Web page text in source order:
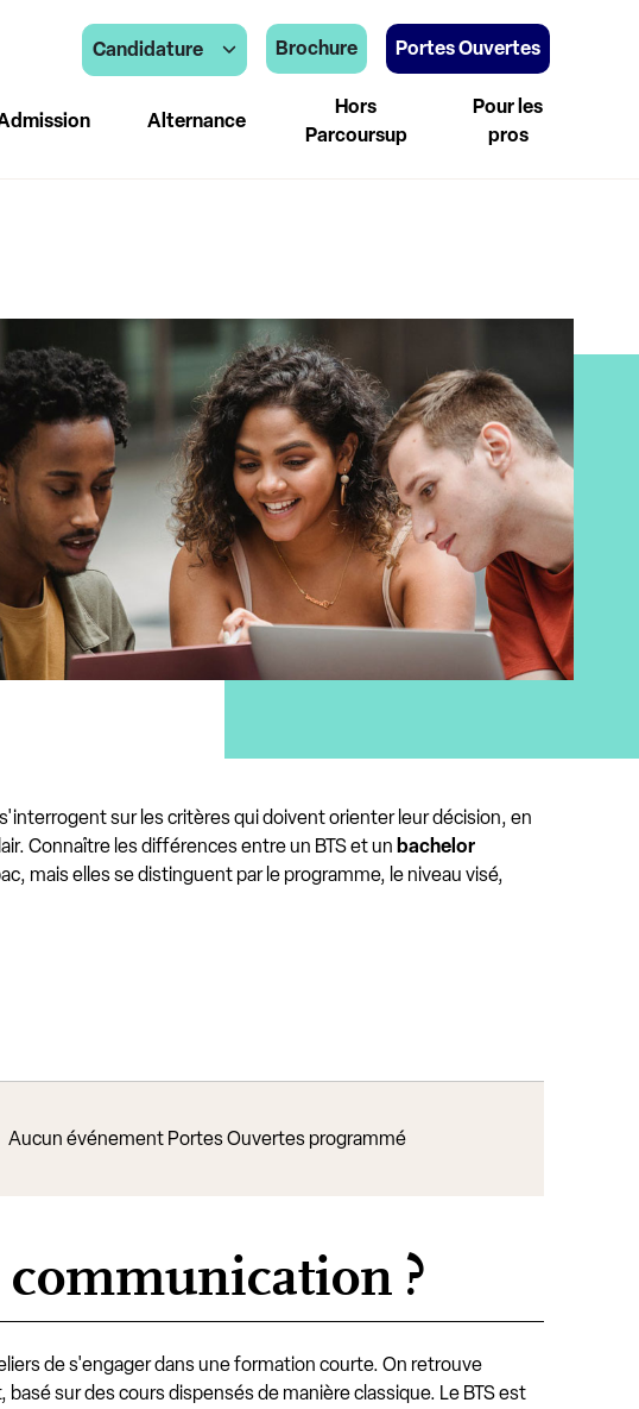
sur les critères qui doivent orienter leur décision, en
Connaître les différences entre un BTS et un bachelor
mais elles se distinguent par le programme, le niveau visé,
Aucun événement Portes Ouvertes programmé
?
de s'engager dans une formation courte. On retrouve
sur des cours dispensés de manière classique. Le BTS est
Candidature Brochure Portes Ouvertes
Alternance
Hors
Parcoursup
Pour les
pros